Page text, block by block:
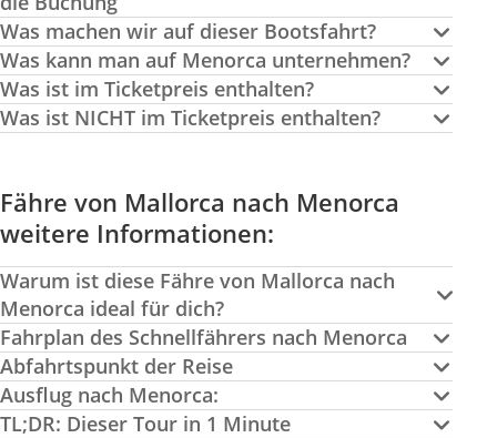
Was machen wir auf dieser Bootsfahrt?
Was kann man auf Menorca unternehmen?
Was ist im Ticketpreis enthalten?
Was ist NICHT im Ticketpreis enthalten?
Fähre von Mallorca nach Menorca
weitere Informationen:
Warum ist diese Fähre von Mallorca nach
Menorca ideal für dich?
Fahrplan des Schnellfährers nach Menorca
Abfahrtspunkt der Reise
Ausflug nach Menorca:
TL;DR: Dieser Tour in 1 Minute